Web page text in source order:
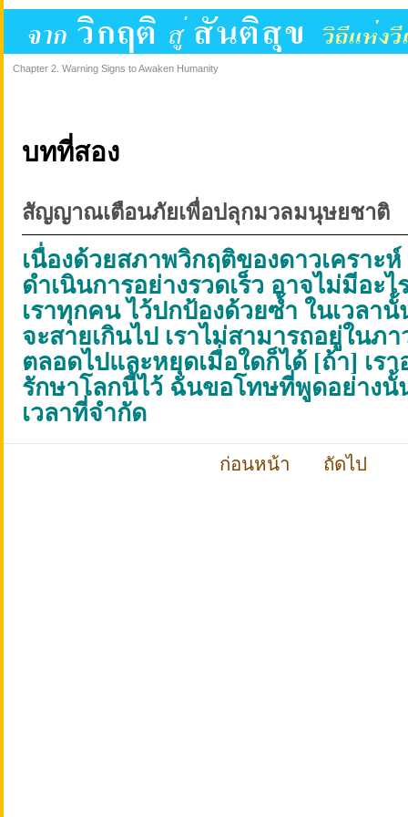
Chapter 2. Warning Signs to Awaken Humanity
บทที่สอง
สัญญาณเตือนภัยเพื่อปลุกมวลมนุษยชาติ
เนื่องด้วยสภาพวิกฤติของดาวเคราะห์
ดำเนินการอย่างรวดเร็ว อาจไม่มีอะไ
เราทุกคน ไว้ปกป้องด้วยซ้ำ ในเวลา
จะสายเกินไป เราไม่สามารถอยู่ในภ
ตลอดไปและหยุดเมื่อใดก็ได้ [ถ้า] เร
รักษาโลกนี้ไว้ ฉันขอโทษที่พูดอย่างนั้
เวลาที่จำกัด
ก่อนหน้า ถัดไป